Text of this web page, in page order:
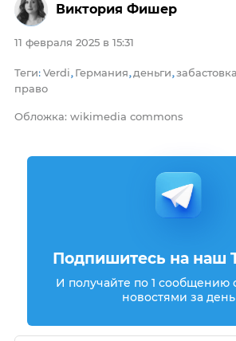
11 февраля 2025 в 15:31
Теги: Verdi, Германия, деньги,забастовка
право
Обложка: wikimedia commons
Виктория Фишер
Подпишитесь на наш
И получайте по 1 сообщению
новостями за день